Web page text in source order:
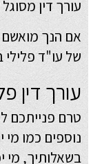
עורך דין
אם הנך מואשם
של עו"ד
עורך דין
טרם פנייתכם
נוספים כמו
בשאלותיך, מי